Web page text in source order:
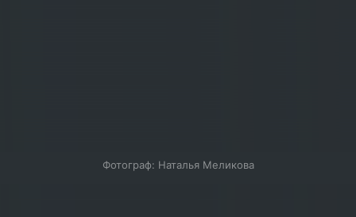
Фотограф: Наталья Меликова